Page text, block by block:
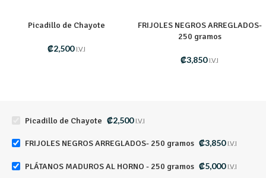
Picadillo de Chayote
₡2,500 I.V.I
FRIJOLES NEGROS ARREGLADOS-
250 gramos
₡3,850 I.V.I
Picadillo de Chayote ₡2,500 I.V.I
FRIJOLES NEGROS ARREGLADOS- 250 gramos ₡3,850 I.V.I
PLÁTANOS MADUROS AL HORNO - 250 gramos ₡5,000 I.V.I